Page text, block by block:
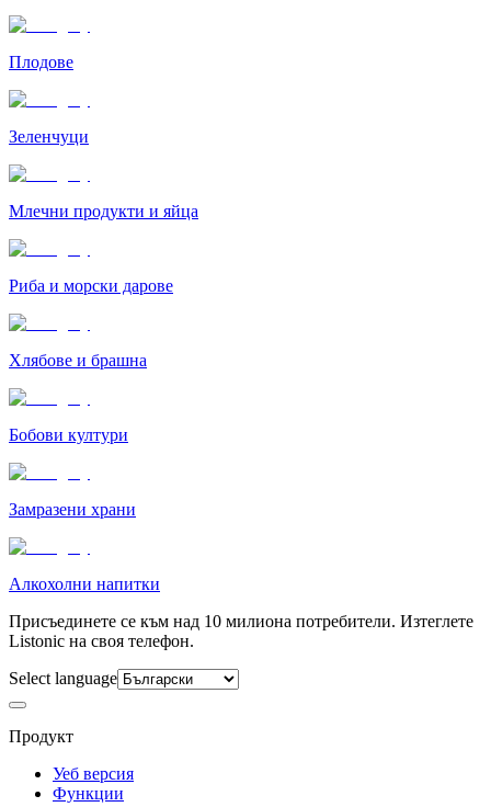
Плодове
Зеленчуци
Млечни продукти и яйца
Риба и морски дарове
Хлябове и брашна
Бобови култури
Замразени храни
Алкохолни напитки
Присъединете се към над 10 милиона потребители. Изтеглете
Listonic на своя телефон.
Select language
Продукт
Уеб версия
Функции